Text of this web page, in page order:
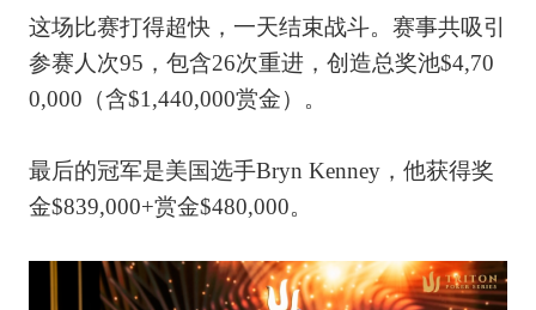
这场比赛打得超快，一天结束战斗。赛事共吸引
参赛人次95，包含26次重进，创造总奖池$4,70
0,000（含$1,440,000赏金）。
最后的冠军是美国选手Bryn Kenney，他获得奖
金$839,000+赏金$480,000。